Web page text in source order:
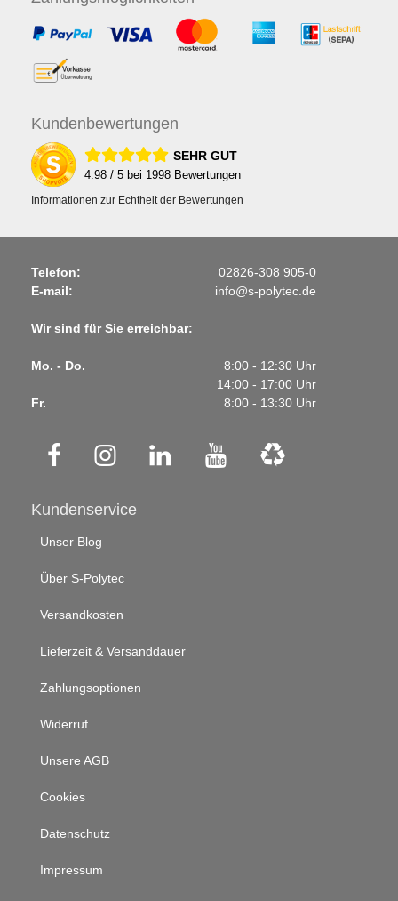
Kundenbewertungen
SEHR GUT
4.98 / 5 bei 1998 Bewertungen
Informationen zur Echtheit der Bewertungen
Telefon:
02826-308 905-0
E-mail:
info@s-polytec.de
Wir sind für Sie erreichbar:
Mo. - Do.
8:00 - 12:30 Uhr
14:00 - 17:00 Uhr
Fr.
8:00 - 13:30 Uhr
Kundenservice
Unser Blog
Über S-Polytec
Versandkosten
Lieferzeit & Versanddauer
Zahlungsoptionen
Widerruf
Unsere AGB
Cookies
Datenschutz
Impressum